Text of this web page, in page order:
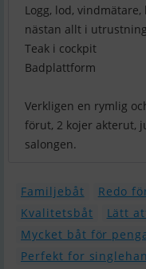
Logg, lod, vindmätare,
nästan allt i
Teak i cockpit
Badplattform
Verkligen en rymlig
förut, 2 kojer akterut,
salongen.
Familjebåt Redo
Kvalitetsbåt
Lätt
Mycket båt för
Perfekt for